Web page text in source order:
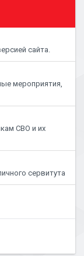
сайта.
мероприятия,
СВО и их
сервитута